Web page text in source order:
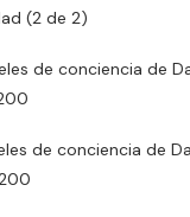
(2 de 2)
de conciencia de
de conciencia de